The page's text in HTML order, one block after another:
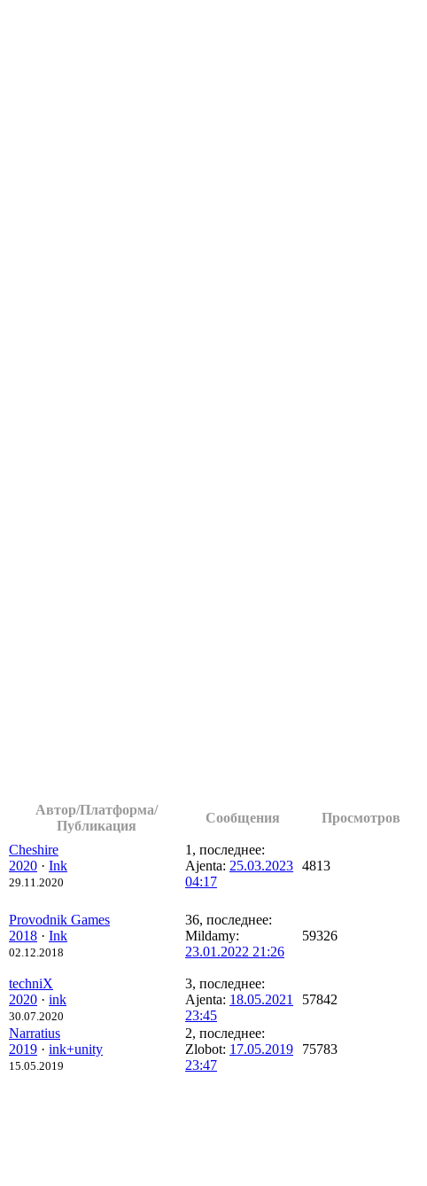
Автор/Платформа/
Публикация
Сообщения Просмотров
Cheshire
2020 · Ink
29.11.2020
1, последнее:
Ajenta: 25.03.2023
04:17
4813
Provodnik Games
2018 · Ink
02.12.2018
36, последнее:
Mildamy:
23.01.2022 21:26
59326
techniX
2020 · ink
30.07.2020
3, последнее:
Ajenta: 18.05.2021
23:45
57842
Narratius
2019 · ink+unity
15.05.2019
2, последнее:
Zlobot: 17.05.2019
23:47
75783